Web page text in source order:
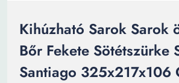
Kihúzható Sarok Sarok
Bőr Fekete Sötétszürke
Santiago 325x217x106